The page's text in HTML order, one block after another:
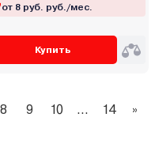
от 8 руб. руб./мес.
Купить
8 9 10 ... 14 »